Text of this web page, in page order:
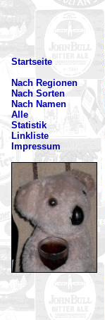
Startseite
Nach Regionen
Nach Sorten
Nach Namen
Alle
Statistik
Linkliste
Impressum